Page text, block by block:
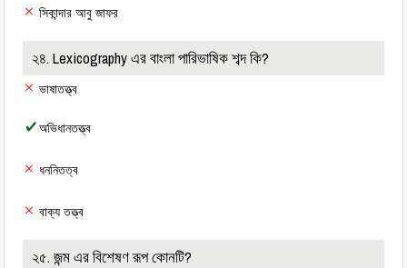
সিকান্দার আবু জাফর
২৪. Lexicography এর বাংলা পারিভাষিক শব্দ কি?
ভাষাতত্ত্ব
অভিধানতত্ত্ব
ধননিতত্ব
বাক্য তত্ত্ব
২৫. জন্ম এর বিশেষণ রূপ কোনটি?